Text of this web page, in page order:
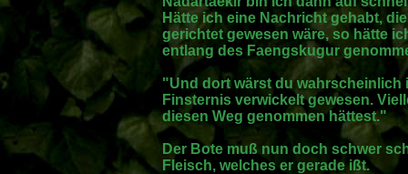
Hätte ich eine Nachricht gehabt,
gerichtet gewesen wäre, so hätte
entlang des Faengskugur
"Und dort wärst du wahrscheinlich
Finsternis verwickelt gewesen.
diesen Weg genommen hättest."
Der Bote muß nun doch schwer
Fleisch, welches er gerade ißt.